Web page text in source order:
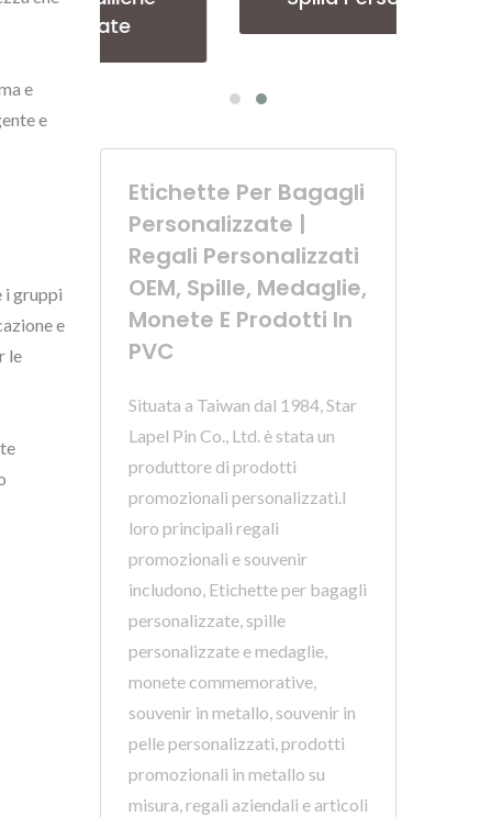
e
e
i gruppi
e
le
Etichette Per Bagagli
Personalizzate |
Regali Personalizzati
OEM, Spille, Medaglie,
Monete E Prodotti In
PVC
Situata a Taiwan dal 1984, Star
Lapel Pin Co., Ltd. è stata un
produttore di prodotti
promozionali personalizzati.I
loro principali regali
promozionali e souvenir
includono, Etichette per bagagli
personalizzate, spille
personalizzate e medaglie,
monete commemorative,
souvenir in metallo, souvenir in
pelle personalizzati, prodotti
promozionali in metallo su
misura, regali aziendali e articoli